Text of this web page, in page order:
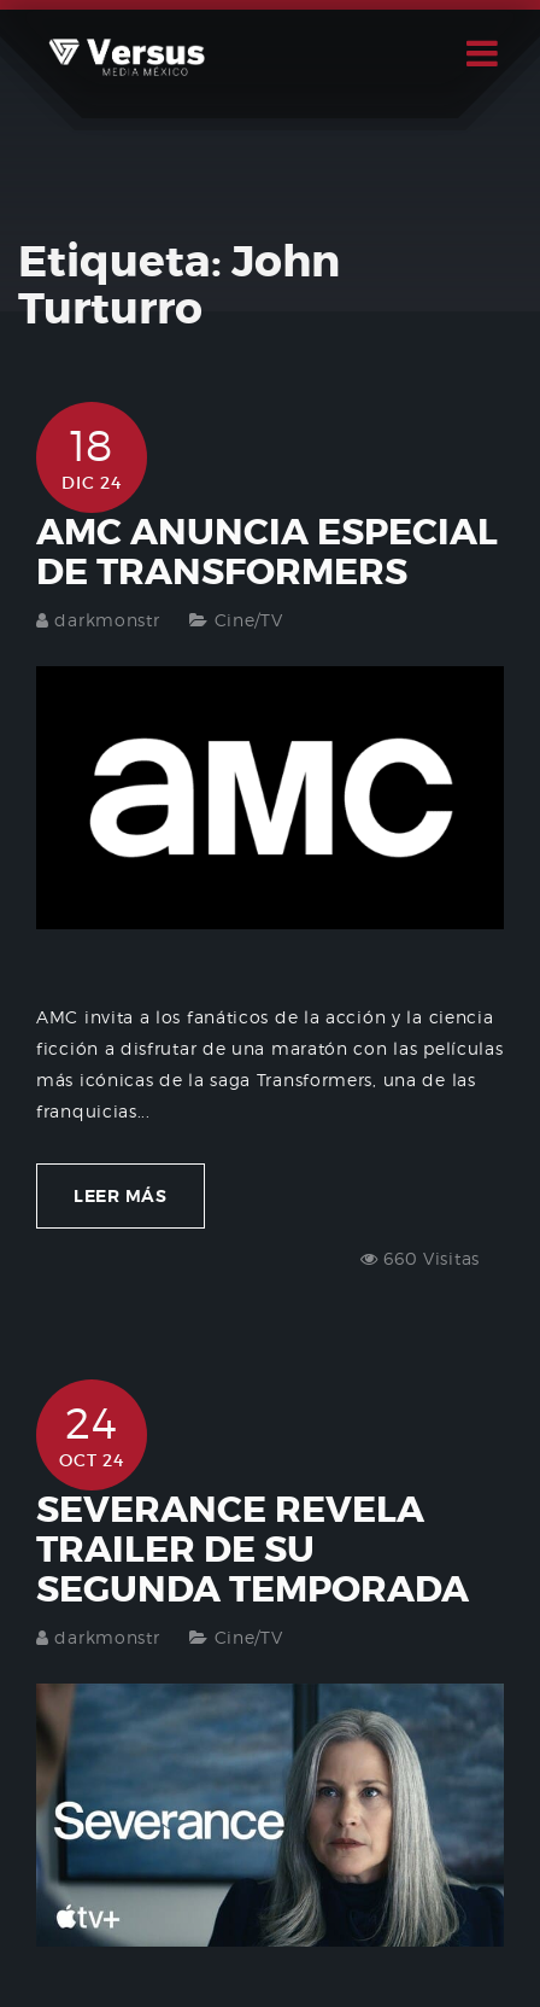
Skip
Etiqueta:John
Turturro
18
DIC 24
AMC ANUNCIA ESPECIAL
DE TRANSFORMERS
darkmonstr Cine/TV
AMC invita a los fanáticos de la acción y la ciencia
ficción a disfrutar de una maratón con las películas
más icónicas de la saga Transformers, una de las
franquicias...
LEER MÁS
660 Visitas
24
OCT 24
SEVERANCE REVELA
TRAILER DE SU
SEGUNDA TEMPORADA
darkmonstr Cine/TV